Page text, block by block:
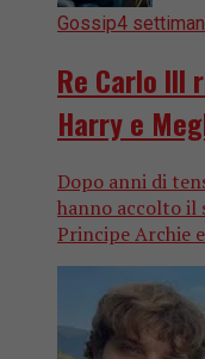
Gossip4
Re Carlo III
Harry e
Dopo anni di
hanno accolto il
Principe Archie